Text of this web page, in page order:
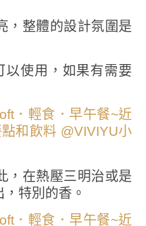
，整體的設計氛圍是
使用，如果有需要
，在熱壓三明治或是
特別的香。